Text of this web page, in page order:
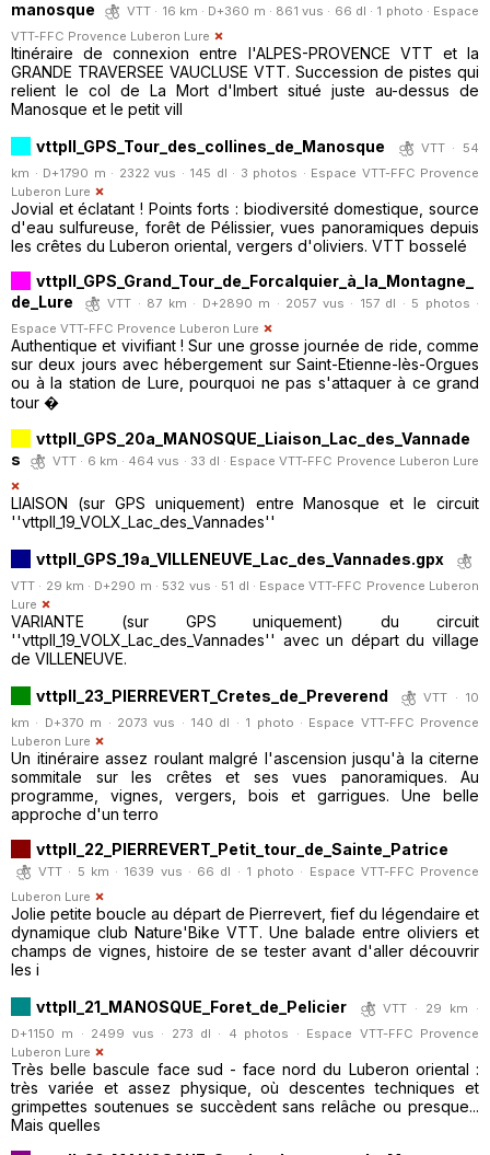
manosque
VTT · 16 km · D+360 m · 861 vus · 66 dl · 1 photo · Espace
VTT-FFC Provence Luberon Lure
Itinéraire de connexion entre l'ALPES-PROVENCE VTT et la
GRANDE TRAVERSEE VAUCLUSE VTT. Succession de pistes qui
relient le col de La Mort d'Imbert situé juste au-dessus de
Manosque et le petit vill
vttpll_GPS_Tour_des_collines_de_Manosque
VTT · 54
km · D+1790 m · 2322 vus · 145 dl · 3 photos · Espace VTT-FFC Provence
Luberon Lure
Jovial et éclatant ! Points forts : biodiversité domestique, source
d'eau sulfureuse, forêt de Pélissier, vues panoramiques depuis
les crêtes du Luberon oriental, vergers d'oliviers. VTT bosselé
vttpll_GPS_Grand_Tour_de_Forcalquier_à_la_Montagne_
de_Lure
VTT · 87 km · D+2890 m · 2057 vus · 157 dl · 5 photos ·
Espace VTT-FFC Provence Luberon Lure
Authentique et vivifiant ! Sur une grosse journée de ride, comme
sur deux jours avec hébergement sur Saint-Etienne-lès-Orgues
ou à la station de Lure, pourquoi ne pas s'attaquer à ce grand
tour �
vttpll_GPS_20a_MANOSQUE_Liaison_Lac_des_Vannade
s
VTT · 6 km · 464 vus · 33 dl · Espace VTT-FFC Provence Luberon Lure
LIAISON (sur GPS uniquement) entre Manosque et le circuit
''vttpll_19_VOLX_Lac_des_Vannades''
vttpll_GPS_19a_VILLENEUVE_Lac_des_Vannades.gpx
VTT · 29 km · D+290 m · 532 vus · 51 dl · Espace VTT-FFC Provence Luberon
Lure
VARIANTE (sur GPS uniquement) du circuit
''vttpll_19_VOLX_Lac_des_Vannades'' avec un départ du village
de VILLENEUVE.
vttpll_23_PIERREVERT_Cretes_de_Preverend
VTT · 10
km · D+370 m · 2073 vus · 140 dl · 1 photo · Espace VTT-FFC Provence
Luberon Lure
Un itinéraire assez roulant malgré l'ascension jusqu'à la citerne
sommitale sur les crêtes et ses vues panoramiques. Au
programme, vignes, vergers, bois et garrigues. Une belle
approche d'un terro
vttpll_22_PIERREVERT_Petit_tour_de_Sainte_Patrice
VTT · 5 km · 1639 vus · 66 dl · 1 photo · Espace VTT-FFC Provence
Luberon Lure
Jolie petite boucle au départ de Pierrevert, fief du légendaire et
dynamique club Nature'Bike VTT. Une balade entre oliviers et
champs de vignes, histoire de se tester avant d'aller découvrir
les i
vttpll_21_MANOSQUE_Foret_de_Pelicier
VTT · 29 km ·
D+1150 m · 2499 vus · 273 dl · 4 photos · Espace VTT-FFC Provence
Luberon Lure
Très belle bascule face sud - face nord du Luberon oriental :
très variée et assez physique, où descentes techniques et
grimpettes soutenues se succèdent sans relâche ou presque...
Mais quelles